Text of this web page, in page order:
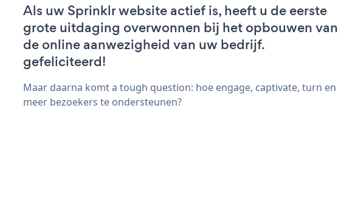
Als uw Sprinklr website actief is, heeft u de eerste
grote uitdaging overwonnen bij het opbouwen van
de online aanwezigheid van uw bedrijf.
gefeliciteerd!
Maar daarna komt a tough question: hoe engage, captivate, turn en
meer bezoekers te ondersteunen?